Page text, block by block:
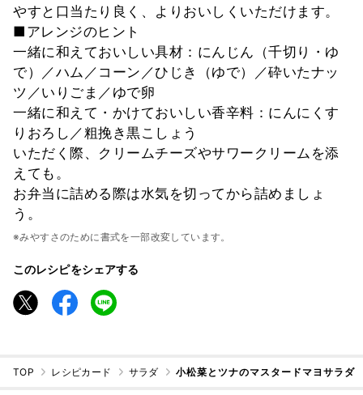
やすと口当たり良く、よりおいしくいただけます。
■アレンジのヒント
一緒に和えておいしい具材：にんじん（千切り・ゆ
で）／ハム／コーン／ひじき（ゆで）／砕いたナッ
ツ／いりごま／ゆで卵
一緒に和えて・かけておいしい香辛料：にんにくす
りおろし／粗挽き黒こしょう
いただく際、クリームチーズやサワークリームを添
えても。
お弁当に詰める際は水気を切ってから詰めましょ
う。
※みやすさのために書式を一部改変しています。
このレシピをシェアする
TOP レシピカード サラダ 小松菜とツナのマスタードマヨサラダ